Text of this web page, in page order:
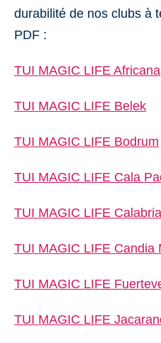
durabilité de nos clubs à
PDF :
TUI MAGIC LIFE Africana
TUI MAGIC LIFE Belek
TUI MAGIC LIFE Bodrum
TUI MAGIC LIFE Cala
TUI MAGIC LIFE Calabria
TUI MAGIC LIFE Candia
TUI MAGIC LIFE
TUI MAGIC LIFE